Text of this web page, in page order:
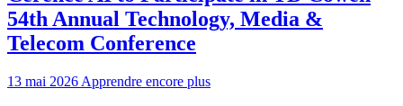
54th Annual Technology, Media &
Telecom Conference
13 mai 2026 Apprendre encore plus